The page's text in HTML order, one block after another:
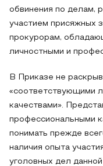
обвинения по делам,
участием присяжных
прокурорам,
личностными и
В Приказе не
«соответствующими
качествами».
профессиональными
понимать прежде
наличия опыта
уголовных дел